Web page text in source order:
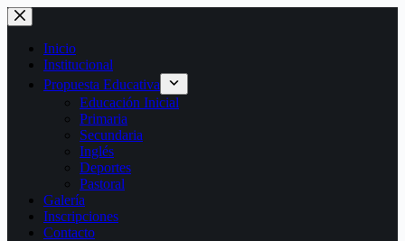
Saltar
al
contenido
Inicio
Institucional
Propuesta Educativa
Educación Inicial
Primaria
Secundaria
Inglés
Deportes
Pastoral
Galería
Inscripciones
Contacto